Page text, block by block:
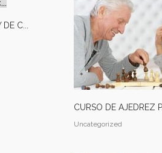
C...
CURSO DE AJEDREZ
Uncategorized